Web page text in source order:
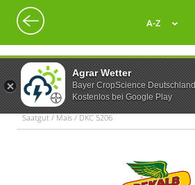
Agrar Wetter
Bayer CropScience
Kostenlos bei Google Play
A-Z
Saatgut / Mais / DKC 5206